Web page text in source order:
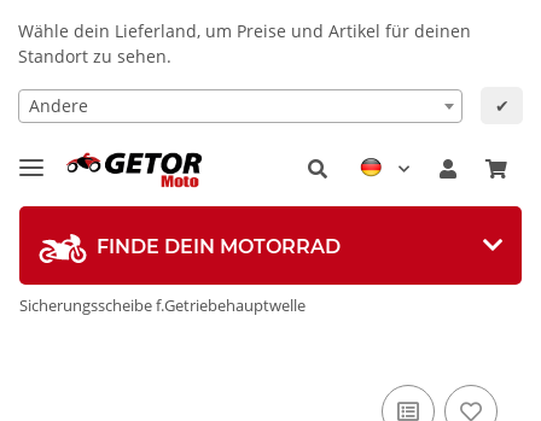
Wähle dein Lieferland, um Preise und Artikel für deinen
Standort zu sehen.
Andere ✔
FINDE DEIN MOTORRAD
Sicherungsscheibe f.Getriebehauptwelle